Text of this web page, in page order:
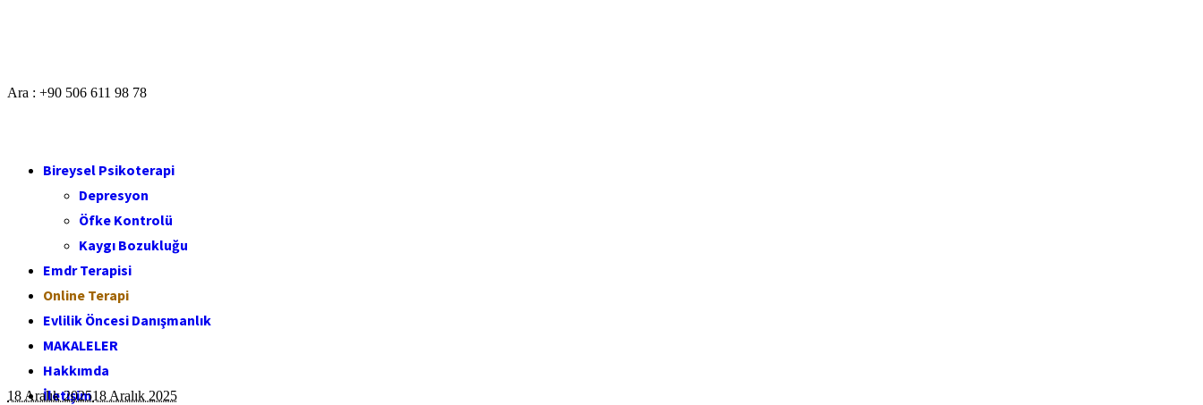
Ara : +90 506 611 98 78
Bireysel Psikoterapi
Depresyon
Öfke Kontrolü
Kaygı Bozukluğu
Emdr Terapisi
Online Terapi
Evlilik Öncesi Danışmanlık
MAKALELER
Hakkımda
İletişim
18 Aralık 202518 Aralık 2025